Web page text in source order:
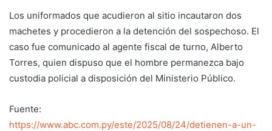
Los uniformados que acudieron al sitio incautaron dos
machetes y procedieron a la detención del sospechoso. El
caso fue comunicado al agente fiscal de turno, Alberto
Torres, quien dispuso que el hombre permanezca bajo
custodia policial a disposición del Ministerio Público.
Fuente:
https://www.abc.com.py/este/2025/08/24/detienen-a-un-